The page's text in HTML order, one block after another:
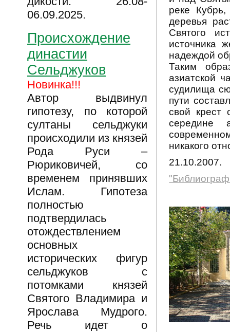
06.09.2025.
Происхождение
династии
Сельджуков
Новинка!!!
Автор выдвинул
гипотезу, по которой
султаны сельджуки
происходили из князей
Рода Руси –
Рюриковичей, со
временем принявших
Ислам. Гипотеза
полностью
подтвердилась
отождествлением
основных
исторических фигур
сельджуков с
потомками князей
Святого Владимира и
Ярослава Мудрого.
Речь идет о
реке
деревья
Святого
источника
надеждой
Таким
азиатской
судилища
пути
свой крест
середине
никакого
21.10.2007.